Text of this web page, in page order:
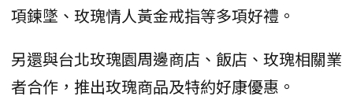
項鍊墜、玫瑰情人黃金戒指等多項好禮。
另還與台北玫瑰園周邊商店、飯店、玫瑰相關業
者合作，推出玫瑰商品及特約好康優惠。